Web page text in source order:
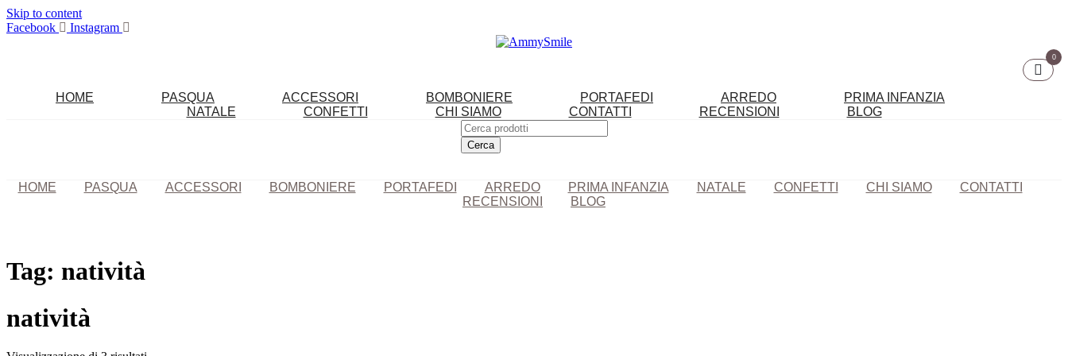
Skip to content
Facebook
Instagram
0
HOME PASQUA ACCESSORI BOMBONIERE PORTAFEDI ARREDO
PRIMA INFANZIA
NATALE
CONFETTI CHI SIAMO CONTATTI RECENSIONI BLOG
HOME PASQUA ACCESSORI BOMBONIERE PORTAFEDI ARREDO PRIMA INFANZIA NATALE CONFETTI CHI SIAMO
CONTATTI
RECENSIONI
BLOG
Tag: natività
natività